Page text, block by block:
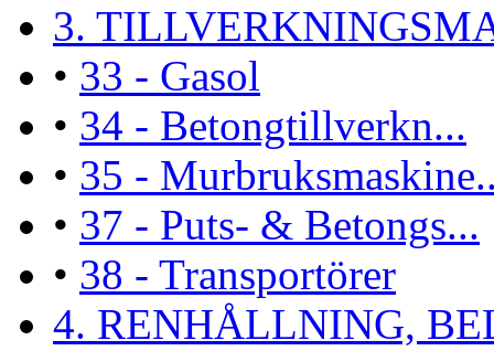
3.
• 33 - Gasol
• 34 - Betongtillverkn...
• 35 -
• 37 - Puts- & Betongs...
• 38 - Transportörer
4. RENHÅLLNING,